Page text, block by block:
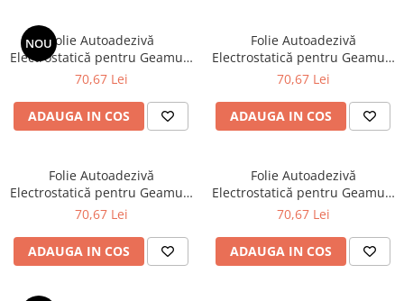
NOUFolie Autoadezivă
Electrostatică pentru Geamuri
și Ferestre, Model Mozaic
Intimitate și Decorativă,
Dimensiuni 60 x 200 cm
70,67 Lei
ADAUGA IN COS
Folie Autoadezivă
Electrostatică pentru Geamuri
și Ferestre, Model Linii
și Decorativă, Dimensiuni 60 x
200 cm
70,67 Lei
ADAUGA IN COS
Folie Autoadezivă
Electrostatică pentru Geamuri
și Ferestre, Model Geometric
Decorativă, Dimensiuni 60 x
200 cm
70,67 Lei
ADAUGA IN COS
Folie Autoadezivă
Electrostatică pentru Geamuri
și Ferestre, Model Pătrate
Decorativă, Dimensiuni 60 x
200 cm
70,67 Lei
ADAUGA IN COS